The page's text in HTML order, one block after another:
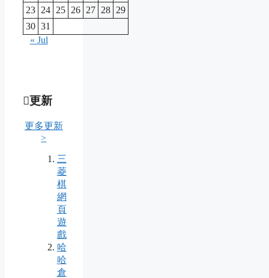
23 24 25 26 27 28 29
30 31
« Jul
更新
更多更新
>
三
菱
棋
網
頁
遊
戲
哈
哈
倉